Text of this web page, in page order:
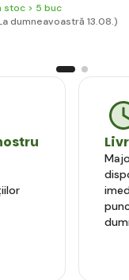
stoc > 5 buc
dumneavoastră 13.08.)